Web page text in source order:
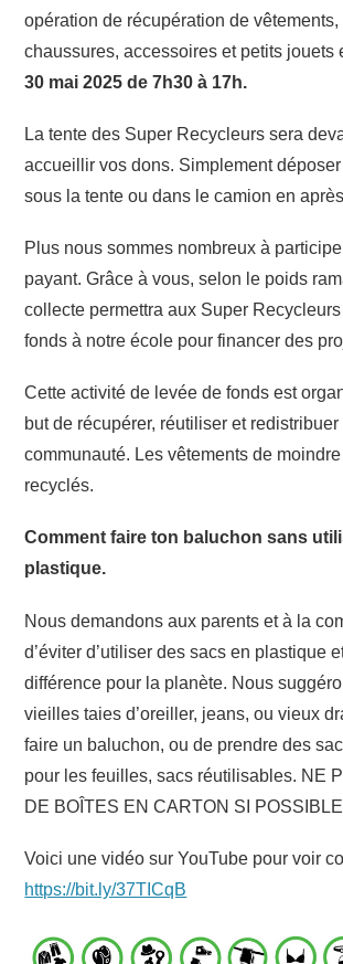
opération de récupération de vêtements,
chaussures, accessoires et petits jouets
30 mai 2025 de 7h30 à 17h.
La tente des Super Recycleurs sera
accueillir vos dons. Simplement
sous la tente ou dans le camion en
Plus nous sommes nombreux à
payant. Grâce à vous, selon le poids
collecte permettra aux Super
fonds à notre école pour financer des
Cette activité de levée de fonds est
but de récupérer, réutiliser et redistribuer
communauté. Les vêtements de
recyclés.
Comment faire ton baluchon sans
plastique.
Nous demandons aux parents et à la
d’éviter d’utiliser des sacs en plastique
différence pour la planète. Nous
vieilles taies d’oreiller, jeans, ou vieux
faire un baluchon, ou de prendre des
pour les feuilles, sacs réutilisables. NE
DE BOÎTES EN CARTON SI
Voici une vidéo sur YouTube pour voir
https://bit.ly/37TICqB